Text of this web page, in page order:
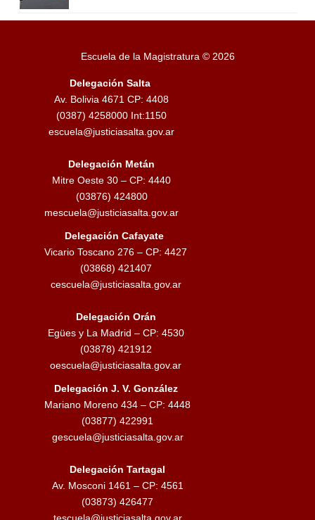
d
Escuela de la Magistratura © 2026
Delegación Salta
Av. Bolivia 4671 CP: 4408
(0387) 4258000 Int:1150
escuela@justiciasalta.gov.ar
Delegación Metán
Mitre Oeste 30 – CP: 4440
(03876) 424800
mescuela@justiciasalta.gov.ar
Delegación Cafayate
Vicario Toscano 276 – CP: 4427
(03868) 421407
cescuela@justiciasalta.gov.ar
Delegación Orán
Egües y La Madrid – CP: 4530
(03878) 421912
oescuela@justiciasalta.gov.ar
Delegación J. V. González
Mariano Moreno 434 – CP: 4448
(03877) 422991
gescuela@justiciasalta.gov.ar
Delegación Tartagal
Av. Mosconi 1461 – CP: 4561
(03873) 426477